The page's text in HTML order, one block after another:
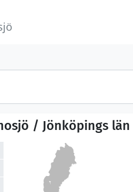
/ Jönköpings län